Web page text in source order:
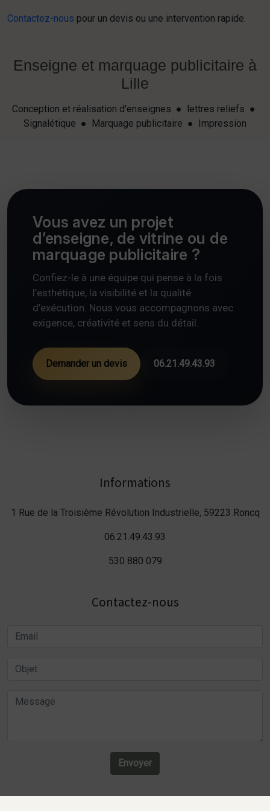
Contactez-nous pour un devis ou une intervention rapide.
Enseigne et marquage publicitaire à
Lille
Conception et réalisation d'enseignes ● lettres reliefs ●
Signalétique ● Marquage publicitaire ● Impression
Vous avez un projet
d’enseigne, de vitrine ou de
marquage publicitaire ?
Confiez-le à une équipe qui pense à la fois
l’esthétique, la visibilité et la qualité
d’exécution. Nous vous accompagnons avec
exigence, créativité et sens du détail.
Demander un devis 06.21.49.43.93
Informations
1 Rue de la Troisième Révolution Industrielle, 59223 Roncq
06.21.49.43.93
530 880 079
Contactez-nous
Envoyer